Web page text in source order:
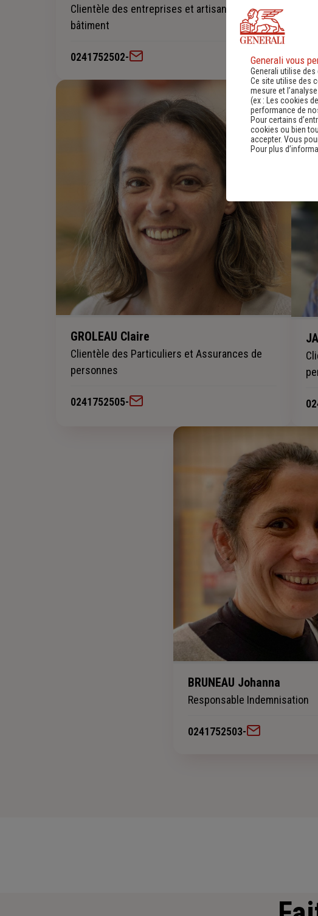
Clientèle des entreprises et artisans du
bâtiment
0241752502-
GROLEAU Claire
Clientèle des Particuliers et Assurances de
personnes
0241752505-
BRUNEAU Johanna
Responsable Indemnisation
0241752503-
Generali vous
Generali utilise
Ce site utilise des
mesure et
(ex :
Les cookies
performance de
Pour certains
cookies ou bien
accepter. Vous
Pour plus